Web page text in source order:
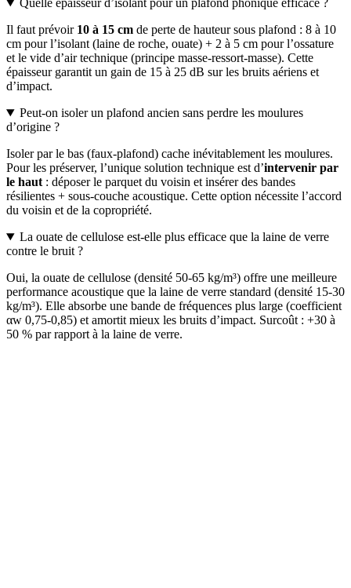
Quelle épaisseur d’isolant pour un plafond phonique efficace ?
Il faut prévoir 10 à 15 cm de perte de hauteur sous plafond : 8 à 10
cm pour l’isolant (laine de roche, ouate) + 2 à 5 cm pour l’ossature
et le vide d’air technique (principe masse-ressort-masse). Cette
épaisseur garantit un gain de 15 à 25 dB sur les bruits aériens et
d’impact.
Peut-on isoler un plafond ancien sans perdre les moulures
d’origine ?
Isoler par le bas (faux-plafond) cache inévitablement les moulures.
Pour les préserver, l’unique solution technique est d’intervenir par
le haut : déposer le parquet du voisin et insérer des bandes
résilientes + sous-couche acoustique. Cette option nécessite l’accord
du voisin et de la copropriété.
La ouate de cellulose est-elle plus efficace que la laine de verre
contre le bruit ?
Oui, la ouate de cellulose (densité 50-65 kg/m³) offre une meilleure
performance acoustique que la laine de verre standard (densité 15-30
kg/m³). Elle absorbe une bande de fréquences plus large (coefficient
αw 0,75-0,85) et amortit mieux les bruits d’impact. Surcoût : +30 à
50 % par rapport à la laine de verre.